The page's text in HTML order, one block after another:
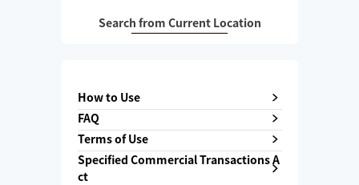
Search from Current Location
How to Use
FAQ
Terms of Use
Specified Commercial Transactions A
ct